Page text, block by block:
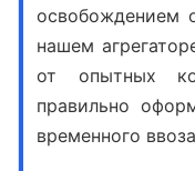
освобождением
нашем
от опытных
правильно
временного ввоза